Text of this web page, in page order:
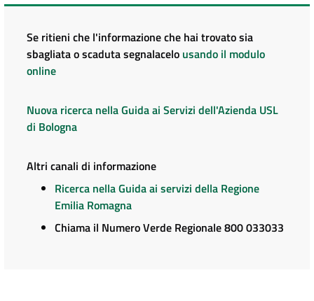
Se ritieni che l'informazione che hai trovato sia
sbagliata o scaduta segnalacelo usando il modulo
online
Nuova ricerca nella Guida ai Servizi dell'Azienda USL
di Bologna
Altri canali di informazione
Ricerca nella Guida ai servizi della Regione
Emilia Romagna
Chiama il Numero Verde Regionale 800 033033